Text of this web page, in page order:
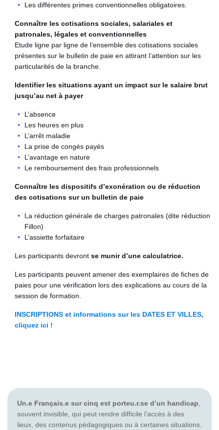
Les différentes primes conventionnelles obligatoires.
Connaître les cotisations sociales, salariales et
patronales, légales et conventionnelles
Etude ligne par ligne de l’ensemble des cotisations sociales
présentes sur le bulletin de paie en attirant l’attention sur les
particularités de la branche.
Identifier les situations ayant un impact sur le salaire brut
jusqu’au net à payer
L’absence
Les heures en plus
L’arrêt maladie
La prise de congés payés
L’avantage en nature
Le remboursement des frais professionnels
Connaître les dispositifs d’exonération ou de réduction
des cotisations sur un bulletin de paie
La réduction générale de charges patronales (dite réduction
Fillon)
L’assiette forfaitaire
Les participants devront se munir d’une calculatrice.
Les participants peuvent amener des exemplaires de fiches de
paies pour une vérification lors des explications au cours de la
session de formation.
INSCRIPTIONS et informations sur les DATES ET VILLES,
cliquez ici !
Un.e Français.e sur cinq est porteu.r.se d’un handicap
souvent invisible, qui peut rendre difficile l’accès à des
lieux, des contenus pédagogiques ou à certaines situations.